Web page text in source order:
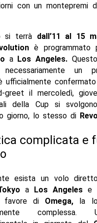
con un montepremi
si terrà dall’11 al 15
è programmato
a Los Angeles.
necessariamente un
ufficialmente
greet il mercoledì,
della Cup si
giorno, lo stesso di
complicata e
esista un volo
a Los Angeles e
favore di Omega, la
complessa.